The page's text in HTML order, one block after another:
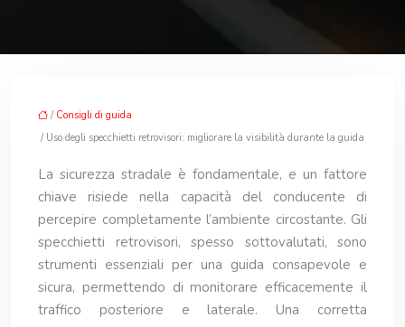
/ Consigli di guida
/ Uso degli specchietti retrovisori: migliorare la visibilità durante la guida
La sicurezza stradale è fondamentale, e un fattore
chiave risiede nella capacità del conducente di
percepire completamente l’ambiente circostante. Gli
specchietti retrovisori, spesso sottovalutati, sono
strumenti essenziali per una guida consapevole e
sicura, permettendo di monitorare efficacemente il
traffico posteriore e laterale. Una corretta